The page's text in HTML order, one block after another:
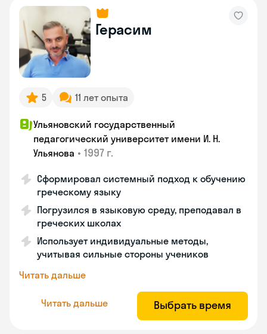
Герасим
5 11 лет опыта
Ульяновский государственный
педагогический университет имени И. Н.
Ульянова • 1997 г.
Сформировал системный подход к обучению
греческому языку
Погрузился в языковую среду, преподавал в
греческих школах
Использует индивидуальные методы,
учитывая сильные стороны учеников
Читать дальше
Читать дальше Выбрать время